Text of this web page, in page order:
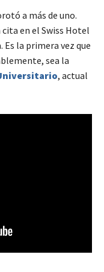
a más de uno.
en el Swiss Hotel
Es la primera vez que
sea la
, actual